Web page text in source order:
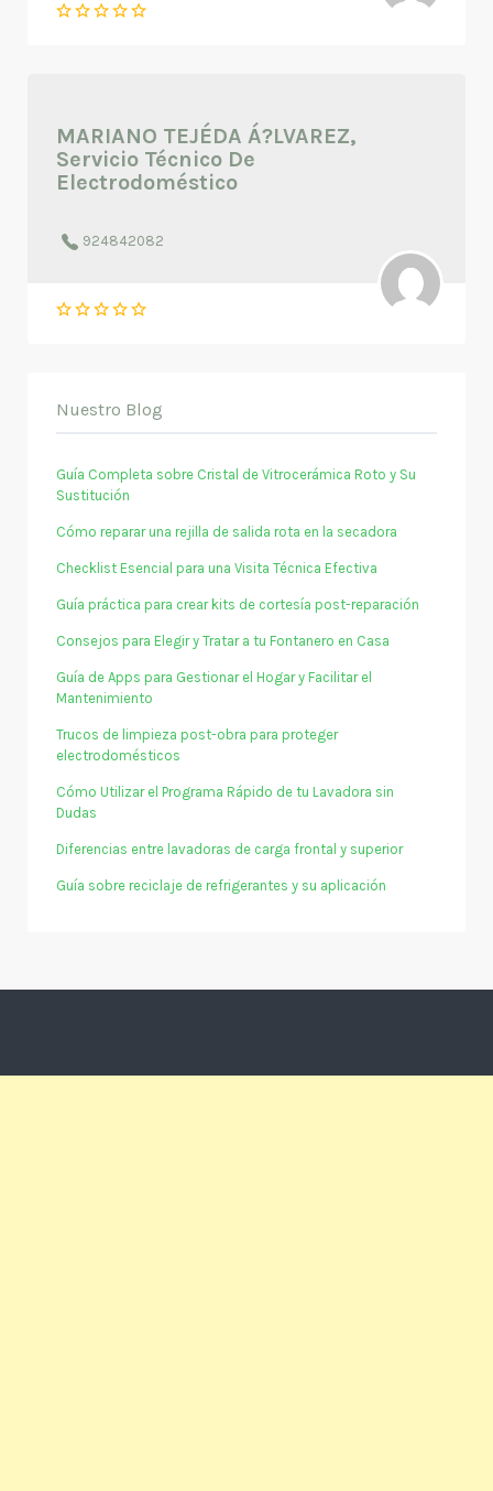
MARIANO TEJÉDA Á?LVAREZ,
Servicio Técnico De
Electrodoméstico
924842082
Nuestro Blog
Guía Completa sobre Cristal de Vitrocerámica Roto y Su
Sustitución
Cómo reparar una rejilla de salida rota en la secadora
Checklist Esencial para una Visita Técnica Efectiva
Guía práctica para crear kits de cortesía post-reparación
Consejos para Elegir y Tratar a tu Fontanero en Casa
Guía de Apps para Gestionar el Hogar y Facilitar el
Mantenimiento
Trucos de limpieza post-obra para proteger
electrodomésticos
Cómo Utilizar el Programa Rápido de tu Lavadora sin
Dudas
Diferencias entre lavadoras de carga frontal y superior
Guía sobre reciclaje de refrigerantes y su aplicación